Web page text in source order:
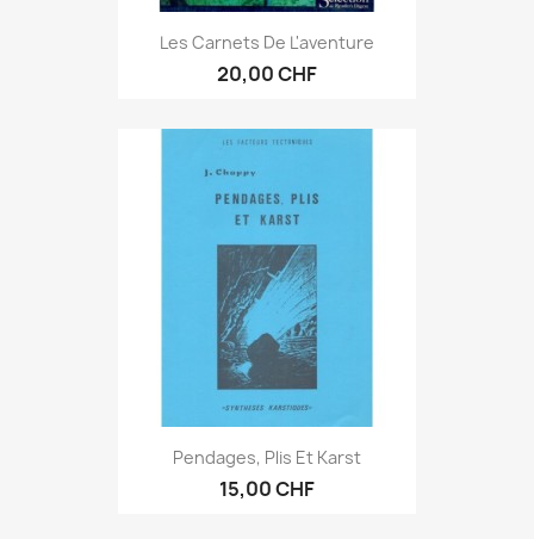
Les Carnets De L'aventure
20,00 CHF
Pendages, Plis Et Karst
15,00 CHF